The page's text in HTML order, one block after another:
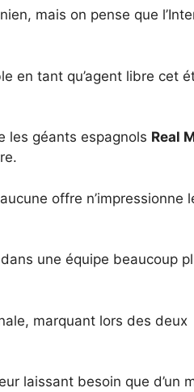
mais on pense que
en tant qu’agent libre cet
les géants espagnols Real
offre n’impressionne
une équipe beaucoup
marquant lors des deux
laissant besoin que d’un